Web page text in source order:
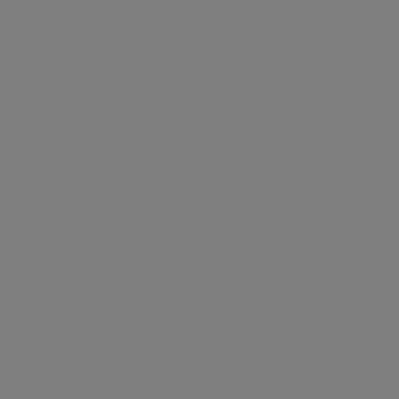
مصغرًا من مظاهر الإتقان الفني والجمال.